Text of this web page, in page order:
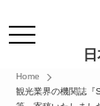
Home
観光業界の機関誌『